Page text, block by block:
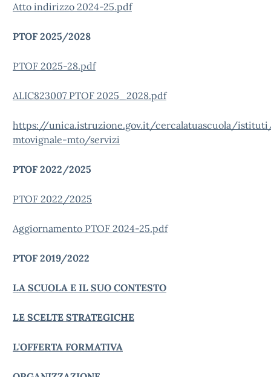
Atto indirizzo 2024-25.pdf
PTOF 2025/2028
PTOF 2025-28.pdf
ALIC823007 PTOF 2025_2028.pdf
https://unica.istruzione.gov.it/cercalatuascuola/
mtovignale-mto/servizi
PTOF 2022/2025
PTOF 2022/2025
Aggiornamento PTOF 2024-25.pdf
PTOF 2019/2022
LA SCUOLA E IL SUO CONTESTO
LE SCELTE STRATEGICHE
L'OFFERTA FORMATIVA